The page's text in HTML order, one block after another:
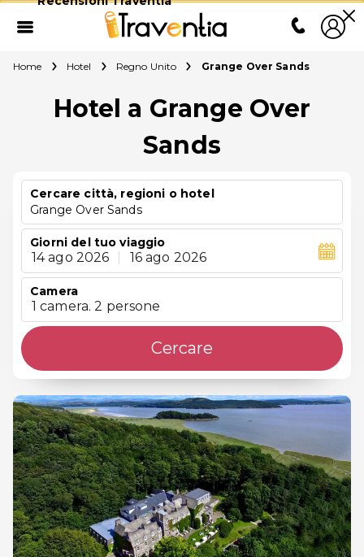
Home Hotel Regno Unito Grange Over Sands
Hotel a Grange Over
Sands
Cercare città, regioni o hotel
Grange Over Sands
Giorni del tuo viaggio
14 ago 2026 16 ago 2026
Camera
1 camera. 2 persone
Cercare